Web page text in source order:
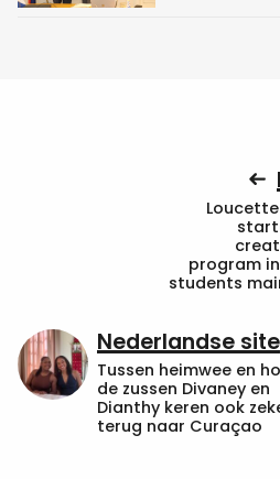
program
students
Nederlandse site
Tussen heimwee en
de zussen Divaney en
Dianthy keren ook
terug naar Curaçao